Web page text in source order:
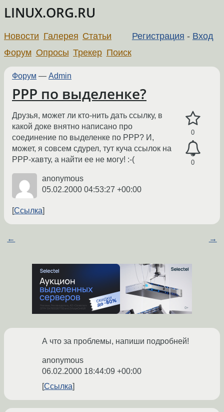
LINUX.ORG.RU
Регистрация - Вход
Новости Галерея Статьи
Форум Опросы Трекер Поиск
Форум — Admin
PPP по выделенке?
0
0
Друзья, может ли кто-нить дать ссылку, в
какой доке внятно написано про
соединение по выделенке по РРР? И,
может, я совсем сдурел, тут куча ссылок на
РРР-хавту, а найти ее не могу! :-(
anonymous
05.02.2000 04:53:27 +00:00
Ссылка
← →
А что за проблемы, напиши подробней!
anonymous
06.02.2000 18:44:09 +00:00
Ссылка